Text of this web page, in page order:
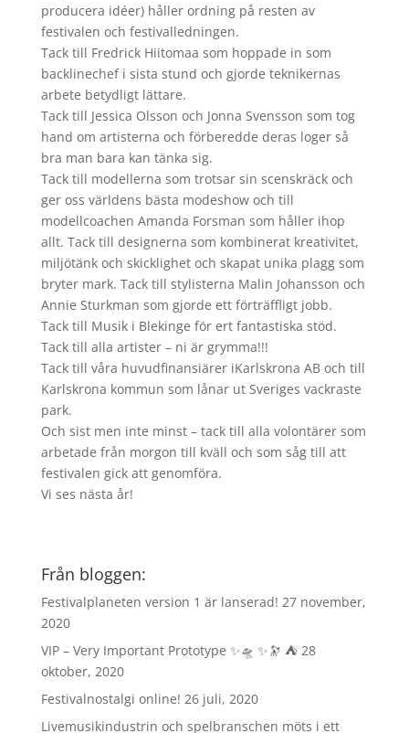
producera idéer) håller ordning på resten av
festivalen och festivalledningen.
Tack till Fredrick Hiitomaa som hoppade in som
backlinechef i sista stund och gjorde teknikernas
arbete betydligt lättare.
Tack till Jessica Olsson och Jonna Svensson som tog
hand om artisterna och förberedde deras loger så
bra man bara kan tänka sig.
Tack till modellerna som trotsar sin scenskräck och
ger oss världens bästa modeshow och till
modellcoachen Amanda Forsman som håller ihop
allt. Tack till designerna som kombinerat kreativitet,
miljötänk och skicklighet och skapat unika plagg som
bryter mark. Tack till stylisterna Malin Johansson och
Annie Sturkman som gjorde ett förträffligt jobb.
Tack till Musik i Blekinge för ert fantastiska stöd.
Tack till alla artister – ni är grymma!!!
Tack till våra huvudfinansiärer iKarlskrona AB och till
Karlskrona kommun som lånar ut Sveriges vackraste
park.
Och sist men inte minst – tack till alla volontärer som
arbetade från morgon till kväll och som såg till att
festivalen gick att genomföra.
Vi ses nästa år!
Från bloggen:
Festivalplaneten version 1 är lanserad! 27 november,
2020
VIP – Very Important Prototype ✨🛸 ✨🔭 ⛺️ 28
oktober, 2020
Festivalnostalgi online! 26 juli, 2020
Livemusikindustrin och spelbranschen möts i ett